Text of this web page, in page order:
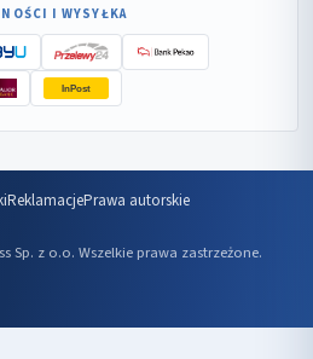
I WYSYŁKA
InPost
ReklamacjePrawa autorskie
Sp. z o.o. Wszelkie prawa zastrzeżone.